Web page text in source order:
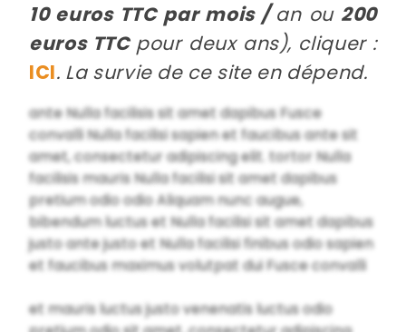
10 euros TTC par mois /an ou 200
euros TTC pour deux ans), cliquer :
ICI. La survie de ce site en dépend.
ante Nulla facilisis sit amet dapibus Fusce
convalli Nulla facilisi sapien et faucibus ante sit
amet, consectetur adipiscing elit. tortor Nulla
facilisis mauris Nulla facilisi sit amet dapibus
pretium odio odio Aliquam nunc augue,
bibendum luctus et Nulla facilisi sit amet dapibus
justo ante justo et Nulla facilisi finibus odio sapien
et faucibus maximus volutpat dui Fusce convalli
et mauris luctus justo venenatis luctus odio